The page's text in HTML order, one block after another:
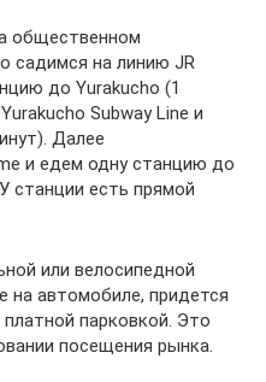
общественном
садимся на линию JR
до Yurakucho (1
Subway Line и
Далее
и едем одну станцию до
станции есть прямой
или велосипедной
на автомобиле, придется
парковкой. Это
посещения рынка.